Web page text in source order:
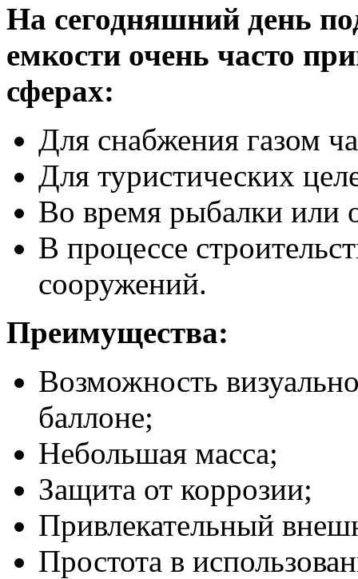
На сегодняшний день
емкости очень часто
сферах:
Для снабжения газом
Для туристических
Во время рыбалки или
В процессе
сооружений.
Преимущества:
Возможность
баллоне;
Небольшая масса;
Защита от коррозии;
Привлекательный
Простота в